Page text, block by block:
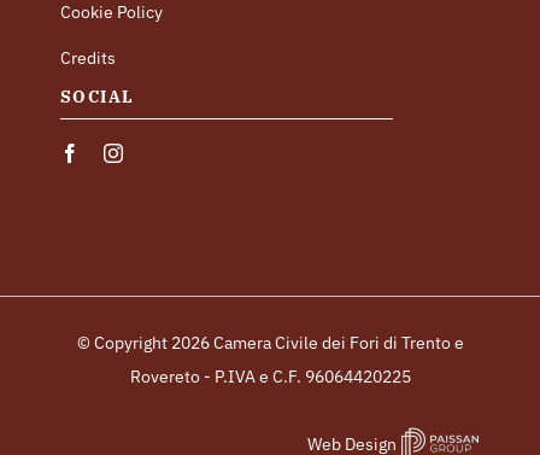
Cookie Policy
Credits
SOCIAL
© Copyright 2026 Camera Civile dei Fori di Trento e
Rovereto - P.IVA e C.F. 96064420225
Web Design